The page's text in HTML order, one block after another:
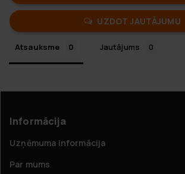
UZDOT JAUTĀJUMU
Atsauksme Jautājums
Informācija
Uzņēmuma informācija
Par mums